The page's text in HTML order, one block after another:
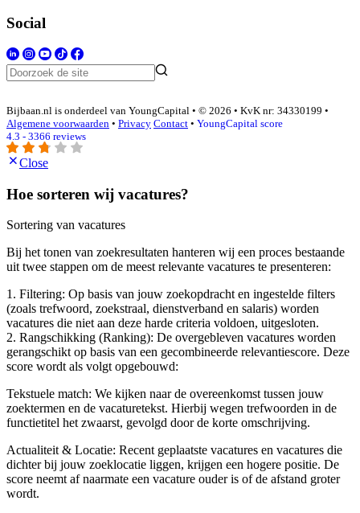
Social
Bijbaan.nl is onderdeel van YoungCapital • © 2026 • KvK nr: 34330199 •
Algemene voorwaarden • Privacy Contact • YoungCapital score
4.3 - 3366 reviews
Close
Hoe sorteren wij vacatures?
Sortering van vacatures
Bij het tonen van zoekresultaten hanteren wij een proces bestaande
uit twee stappen om de meest relevante vacatures te presenteren:
1. Filtering: Op basis van jouw zoekopdracht en ingestelde filters
(zoals trefwoord, zoekstraal, dienstverband en salaris) worden
vacatures die niet aan deze harde criteria voldoen, uitgesloten.
2. Rangschikking (Ranking): De overgebleven vacatures worden
gerangschikt op basis van een gecombineerde relevantiescore. Deze
score wordt als volgt opgebouwd:
Tekstuele match: We kijken naar de overeenkomst tussen jouw
zoektermen en de vacaturetekst. Hierbij wegen trefwoorden in de
functietitel het zwaarst, gevolgd door de korte omschrijving.
Actualiteit & Locatie: Recent geplaatste vacatures en vacatures die
dichter bij jouw zoeklocatie liggen, krijgen een hogere positie. De
score neemt af naarmate een vacature ouder is of de afstand groter
wordt.